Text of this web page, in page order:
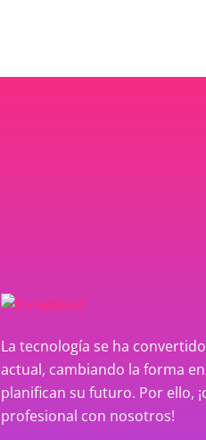
La tecnología se ha
actual, cambiando la forma
planifican su futuro. Por ello,
profesional con nosotros!